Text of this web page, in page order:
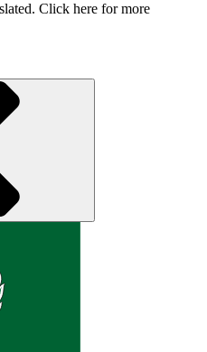
Click here for more